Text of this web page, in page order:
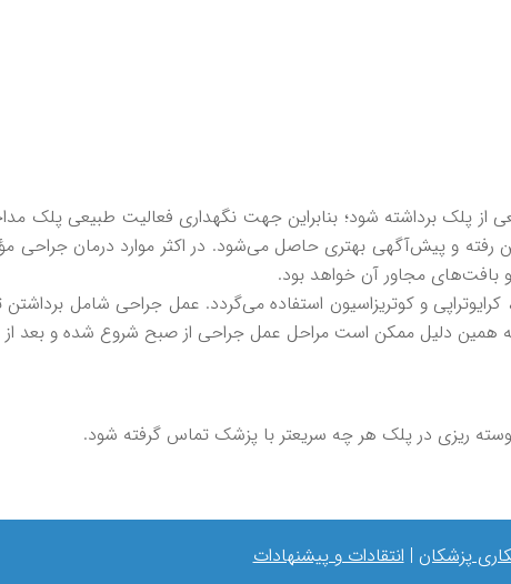
پلک برداشته شود؛ بنابراین جهت نگهداری فعالیت طبیعی پلک
رفته و پیش‌آگهی بهتری حاصل می‌شود. در اکثر موارد درمان جراحی
بافت‌های مجاور آن خواهد بود.
و کوتریزاسیون استفاده می‌گردد. عمل جراحی شامل برداشتن
دلیل ممکن است مراحل عمل جراحی از صبح شروع شده و بعد از
ریزی در پلک هر چه سریعتر با پزشک تماس گرفته شود.
پزشکان |انتقادات و پیشنهادات